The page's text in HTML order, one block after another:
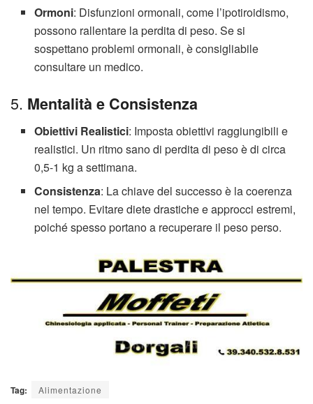
Ormoni: Disfunzioni ormonali, come l’ipotiroidismo,
possono rallentare la perdita di peso. Se si
sospettano problemi ormonali, è consigliabile
consultare un medico.
5. Mentalità e Consistenza
Obiettivi Realistici: Imposta obiettivi raggiungibili e
realistici. Un ritmo sano di perdita di peso è di circa
0,5-1 kg a settimana.
Consistenza: La chiave del successo è la coerenza
nel tempo. Evitare diete drastiche e approcci estremi,
poiché spesso portano a recuperare il peso perso.
Tag: Alimentazione